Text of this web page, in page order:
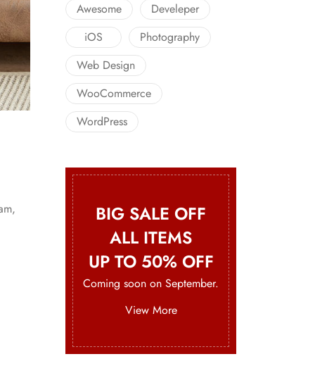
Awesome
Develeper
iOS
Photography
Web Design
WooCommerce
WordPress
BIG SALE OFF
ALL ITEMS
UP TO 50% OFF
Coming soon on September.
View More